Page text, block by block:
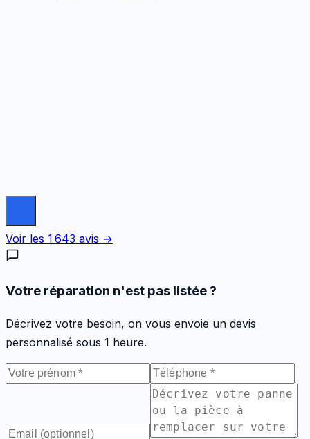
Voir les 1 643 avis →
Votre réparation n'est pas listée ?
Décrivez votre besoin, on vous envoie un devis
personnalisé sous 1 heure.